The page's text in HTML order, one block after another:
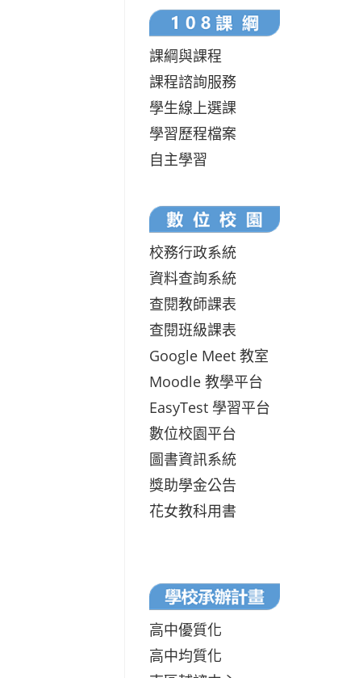
課綱與課程
課程諮詢服務
學生線上選課
學習歷程檔案
自主學習
校務行政系統
資料查詢系統
查閱教師課表
查閱班級課表
Google Meet 教室
Moodle 教學平台
EasyTest 學習平台
數位校園平台
圖書資訊系統
獎助學金公告
花女教科用書
高中優質化
高中均質化